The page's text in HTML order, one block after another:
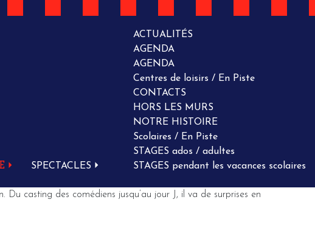
SPECTACLES
ACTUALITÉS
AGENDA
AGENDA
Centres de loisirs / En Piste
CONTACTS
HORS LES MURS
NOTRE HISTOIRE
Scolaires / En Piste
STAGES ados / adultes
STAGES pendant les vacances scolaires
casting des comédiens jusqu’au jour J, il va de surprises en